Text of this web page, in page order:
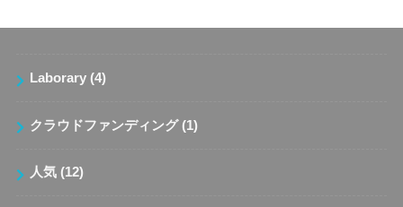
Laborary (4)
クラウドファンディング (1)
人気 (12)